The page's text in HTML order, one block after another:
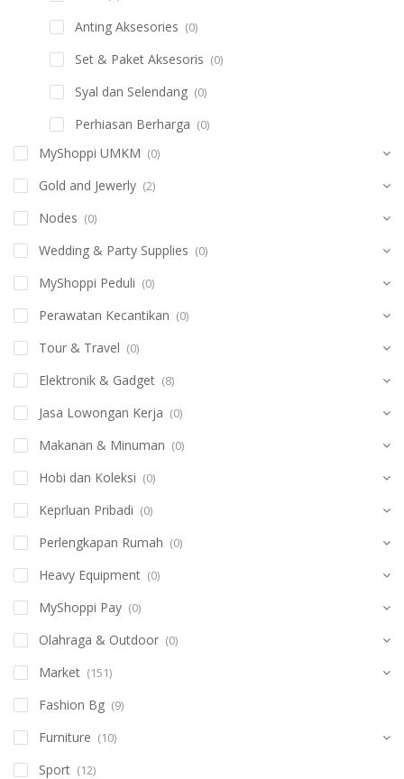
Anting Aksesories (0)
Set & Paket Aksesoris (0)
Syal dan Selendang (0)
Perhiasan Berharga (0)
MyShoppi UMKM (0)
Gold and Jewerly (2)
Nodes (0)
Wedding & Party Supplies (0)
MyShoppi Peduli (0)
Perawatan Kecantikan (0)
Tour & Travel (0)
Elektronik & Gadget (8)
Jasa Lowongan Kerja (0)
Makanan & Minuman (0)
Hobi dan Koleksi (0)
Keprluan Pribadi (0)
Perlengkapan Rumah (0)
Heavy Equipment (0)
MyShoppi Pay (0)
Olahraga & Outdoor (0)
Market (151)
Fashion Bg (9)
Furniture (10)
Sport (12)